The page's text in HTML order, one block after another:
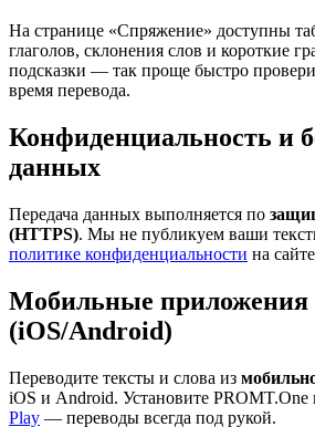
На странице «Спряжение» доступны
глаголов, склонения слов и короткие
подсказки — так проще быстро
время перевода.
Конфиденциальность и
данных
Передача данных выполняется по
(HTTPS). Мы не публикуем ваши
политике конфиденциальности на
Мобильные приложения
(iOS/Android)
Переводите тексты и слова из
iOS и Android. Установите PROMT.One
Play — переводы всегда под рукой.